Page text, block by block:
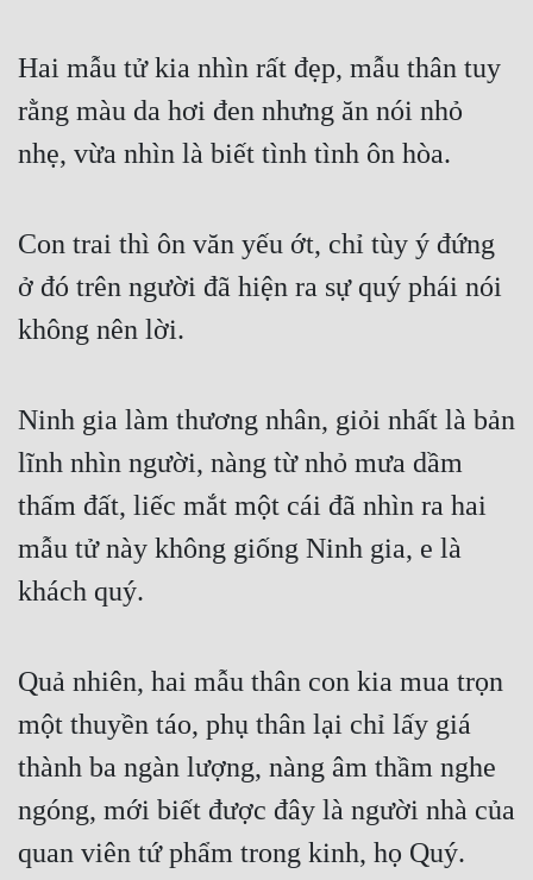
Hai mẫu tử kia nhìn rất đẹp, mẫu thân tuy
rằng màu da hơi đen nhưng ăn nói nhỏ
nhẹ, vừa nhìn là biết tình tình ôn hòa.
Con trai thì ôn văn yếu ớt, chỉ tùy ý đứng
ở đó trên người đã hiện ra sự quý phái nói
không nên lời.
Ninh gia làm thương nhân, giỏi nhất là bản
lĩnh nhìn người, nàng từ nhỏ mưa dầm
thấm đất, liếc mắt một cái đã nhìn ra hai
mẫu tử này không giống Ninh gia, e là
khách quý.
Quả nhiên, hai mẫu thân con kia mua trọn
một thuyền táo, phụ thân lại chỉ lấy giá
thành ba ngàn lượng, nàng âm thầm nghe
ngóng, mới biết được đây là người nhà của
quan viên tứ phẩm trong kinh, họ Quý.